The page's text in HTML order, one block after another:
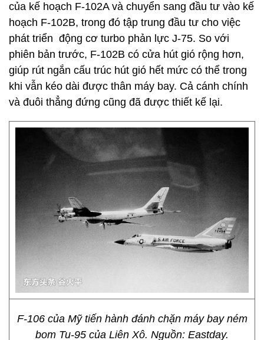
của kế hoạch F-102A và chuyển sang đầu tư vào kế
hoạch F-102B, trong đó tập trung đầu tư cho việc
phát triển động cơ turbo phản lực J-75. So với
phiên bản trước, F-102B có cửa hút gió rộng hơn,
giúp rút ngắn cấu trúc hút gió hết mức có thể trong
khi vẫn kéo dài được thân máy bay. Cả cánh chính
và đuôi thẳng đứng cũng đã được thiết kế lại.
F-106 của Mỹ tiến hành đánh chặn máy bay ném
bom Tu-95 của Liên Xô. Nguồn: Eastday.